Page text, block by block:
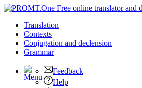
Translation
Contexts
Conjugation and declension
Grammar
Feedback
Help